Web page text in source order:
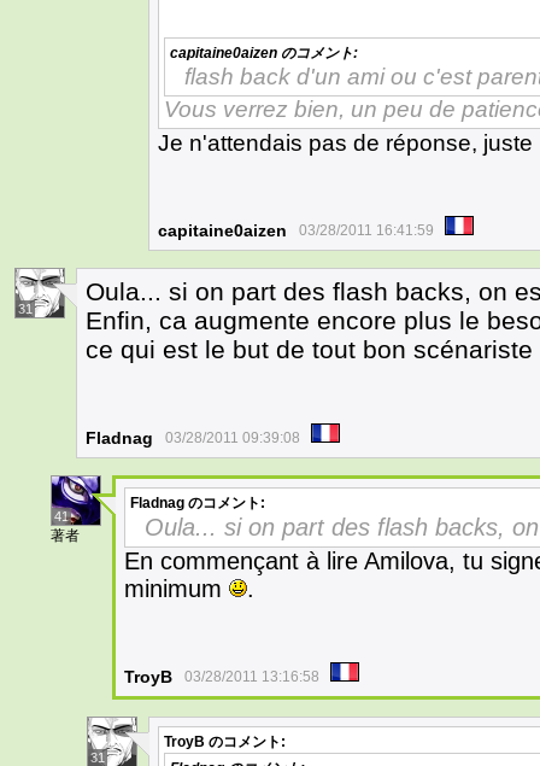
capitaine0aizen のコメント:
flash back d'un ami ou c'est
Vous verrez bien, un peu de
Je n'attendais pas de réponse,
capitaine0aizen 03/28/2011 16:41:59
31
Oula... si on part des flash backs, on
Enfin, ca augmente encore plus le
ce qui est le but de tout bon scénariste
Fladnag 03/28/2011 09:39:08
41
著者
Fladnag のコメント:
Oula... si on part des flash backs,
En commençant à lire Amilova, tu
minimum
.
TroyB 03/28/2011 13:16:58
31
TroyB のコメント: